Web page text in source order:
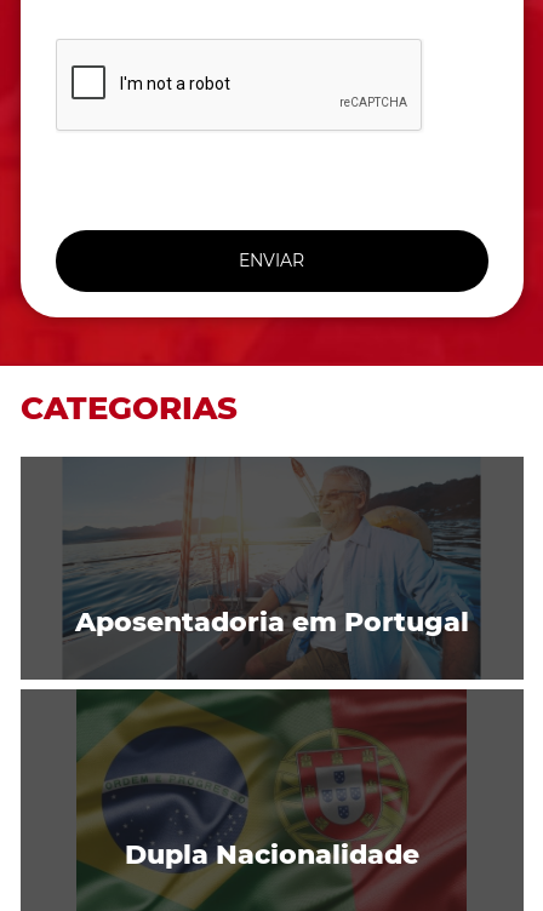
ENVIAR
CATEGORIAS
Aposentadoria em Portugal
Dupla Nacionalidade